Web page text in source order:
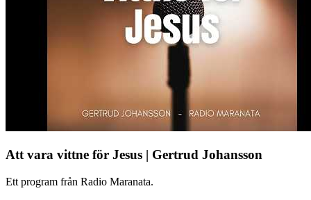
Att vara vittne för Jesus | Gertrud Johansson
Ett program från Radio Maranata.